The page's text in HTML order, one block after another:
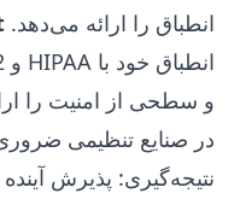
انطباق را ارائه می‌دهد.
و سطحی از امنیت را
در صنایع تنظیمی
نتیجه‌گیری: پذیرش